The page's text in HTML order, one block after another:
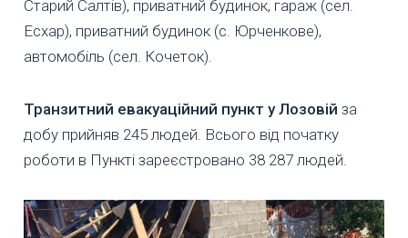
Старий Салтів), приватний будинок, гараж (сел.
Есхар), приватний будинок (с. Юрченкове),
автомобіль (сел. Кочеток).
Транзитний евакуаційний пункт у Лозовій за
добу прийняв 245 людей. Всього від початку
роботи в Пункті зареєстровано 38 287 людей.